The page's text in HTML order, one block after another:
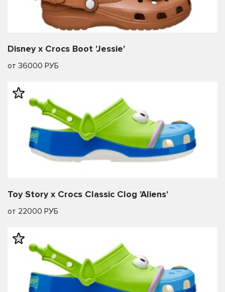
Disney x Crocs Boot 'Jessie'
от 36000 РУБ
Toy Story x Crocs Classic Clog 'Aliens'
от 22000 РУБ